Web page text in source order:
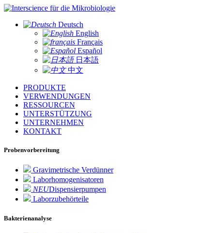
für die Mikrobiologie
Deutsch
English
Français
Español
日本語
中文
PRODUKTE
VERWENDUNGEN
RESSOURCEN
UNTERSTÜTZUNG
UNTERNEHMEN
KONTAKT
Probenvorbereitung
Gravimetrische Verdünner
Laborhomogenisatoren
NEUDispensierpumpen
Laborzubehörteile
Bakterienanalyse